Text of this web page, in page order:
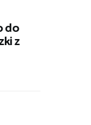
do
z